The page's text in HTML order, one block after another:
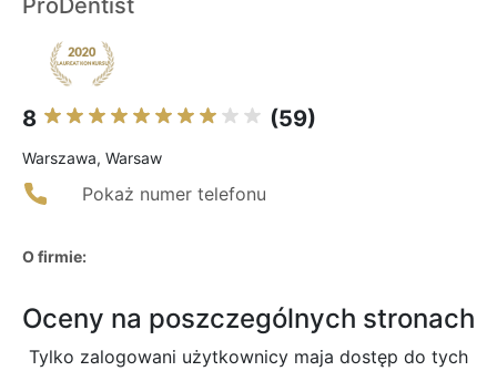
ProDentist
8 (59)
Warszawa, Warsaw
Pokaż numer telefonu
O firmie:
Oceny na poszczególnych stronach
Tylko zalogowani użytkownicy maja dostęp do tych